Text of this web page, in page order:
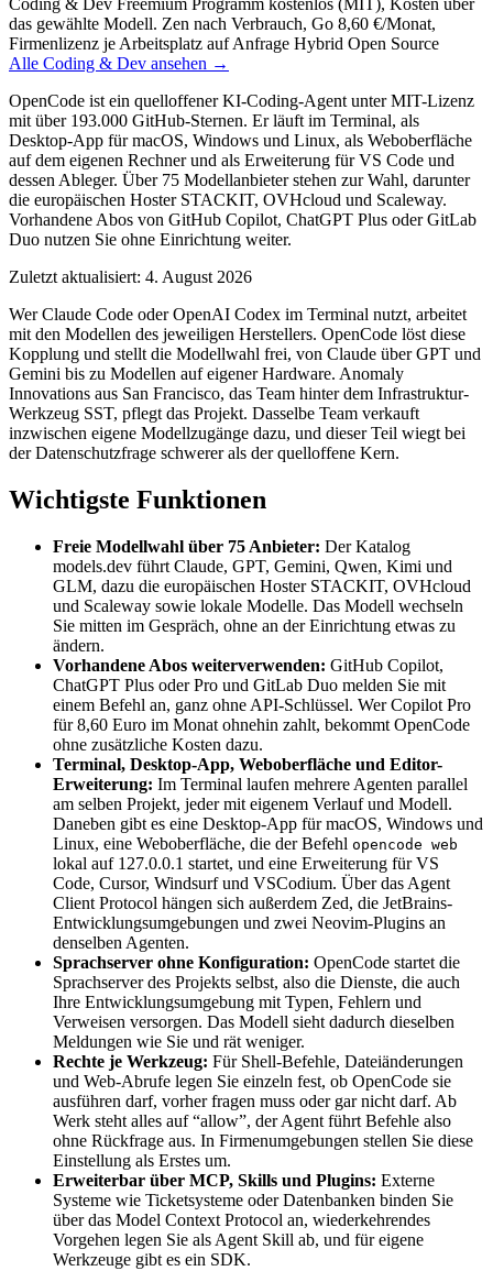
Coding & Dev Freemium Programm kostenlos (MIT), Kosten über
das gewählte Modell. Zen nach Verbrauch, Go 8,60 €/Monat,
Firmenlizenz je Arbeitsplatz auf Anfrage Hybrid Open Source
Alle Coding & Dev ansehen →
OpenCode ist ein quelloffener KI-Coding-Agent unter MIT-Lizenz
mit über 193.000 GitHub-Sternen. Er läuft im Terminal, als
Desktop-App für macOS, Windows und Linux, als Weboberfläche
auf dem eigenen Rechner und als Erweiterung für VS Code und
dessen Ableger. Über 75 Modellanbieter stehen zur Wahl, darunter
die europäischen Hoster STACKIT, OVHcloud und Scaleway.
Vorhandene Abos von GitHub Copilot, ChatGPT Plus oder GitLab
Duo nutzen Sie ohne Einrichtung weiter.
Zuletzt aktualisiert: 4. August 2026
Wer Claude Code oder OpenAI Codex im Terminal nutzt, arbeitet
mit den Modellen des jeweiligen Herstellers. OpenCode löst diese
Kopplung und stellt die Modellwahl frei, von Claude über GPT und
Gemini bis zu Modellen auf eigener Hardware. Anomaly
Innovations aus San Francisco, das Team hinter dem Infrastruktur-
Werkzeug SST, pflegt das Projekt. Dasselbe Team verkauft
inzwischen eigene Modellzugänge dazu, und dieser Teil wiegt bei
der Datenschutzfrage schwerer als der quelloffene Kern.
Wichtigste Funktionen
Freie Modellwahl über 75 Anbieter: Der Katalog
models.dev führt Claude, GPT, Gemini, Qwen, Kimi und
GLM, dazu die europäischen Hoster STACKIT, OVHcloud
und Scaleway sowie lokale Modelle. Das Modell wechseln
Sie mitten im Gespräch, ohne an der Einrichtung etwas zu
ändern.
Vorhandene Abos weiterverwenden: GitHub Copilot,
ChatGPT Plus oder Pro und GitLab Duo melden Sie mit
einem Befehl an, ganz ohne API-Schlüssel. Wer Copilot Pro
für 8,60 Euro im Monat ohnehin zahlt, bekommt OpenCode
ohne zusätzliche Kosten dazu.
Terminal, Desktop-App, Weboberfläche und Editor-
Erweiterung: Im Terminal laufen mehrere Agenten parallel
am selben Projekt, jeder mit eigenem Verlauf und Modell.
Daneben gibt es eine Desktop-App für macOS, Windows und
Linux, eine Weboberfläche, die der Befehl opencode web
lokal auf 127.0.0.1 startet, und eine Erweiterung für VS
Code, Cursor, Windsurf und VSCodium. Über das Agent
Client Protocol hängen sich außerdem Zed, die JetBrains-
Entwicklungsumgebungen und zwei Neovim-Plugins an
denselben Agenten.
Sprachserver ohne Konfiguration: OpenCode startet die
Sprachserver des Projekts selbst, also die Dienste, die auch
Ihre Entwicklungsumgebung mit Typen, Fehlern und
Verweisen versorgen. Das Modell sieht dadurch dieselben
Meldungen wie Sie und rät weniger.
Rechte je Werkzeug: Für Shell-Befehle, Dateiänderungen
und Web-Abrufe legen Sie einzeln fest, ob OpenCode sie
ausführen darf, vorher fragen muss oder gar nicht darf. Ab
Werk steht alles auf “allow”, der Agent führt Befehle also
ohne Rückfrage aus. In Firmenumgebungen stellen Sie diese
Einstellung als Erstes um.
Erweiterbar über MCP, Skills und Plugins: Externe
Systeme wie Ticketsysteme oder Datenbanken binden Sie
über das Model Context Protocol an, wiederkehrendes
Vorgehen legen Sie als Agent Skill ab, und für eigene
Werkzeuge gibt es ein SDK.